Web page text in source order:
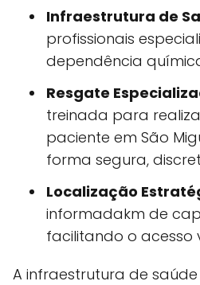
Infraestrutura de
profissionais
dependência
Resgate
treinada para
paciente em São
forma segura,
Localização
informadakm de
facilitando o acesso
A infraestrutura de